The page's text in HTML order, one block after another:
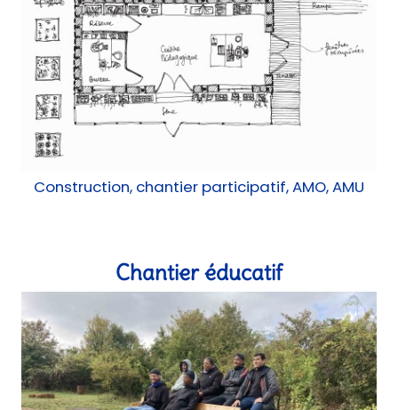
Construction, chantier participatif, AMO, AMU
Chantier éducatif